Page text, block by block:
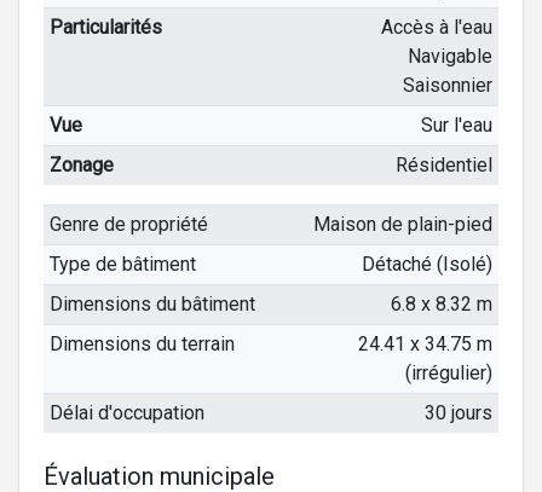
Particularités
Accès à l'eau
Navigable
Saisonnier
Vue
Sur l'eau
Zonage
Résidentiel
Genre de propriété
Maison de plain-pied
Type de bâtiment
Détaché (Isolé)
Dimensions du bâtiment
6.8 x 8.32 m
Dimensions du terrain
24.41 x 34.75 m
(irrégulier)
Délai d'occupation
30 jours
Évaluation municipale